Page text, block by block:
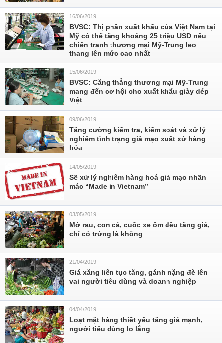
16/06/2019
BVSC: Thị phần xuất khẩu của Việt Nam tại
Mỹ có thể tăng khoảng 25 triệu USD nếu
chiến tranh thương mại Mỹ-Trung leo
thang lên mức cao nhất
15/06/2019
BVSC: Căng thẳng thương mại Mỹ-Trung
mang đến cơ hội cho xuất khẩu giày dép
Việt
09/06/2019
Tăng cường kiểm tra, kiểm soát và xử lý
nghiêm tình trạng giả mạo xuất xứ hàng
hóa
14/05/2019
Sẽ xử lý nghiêm hàng hoá giả mạo nhãn
mác “Made in Vietnam”
03/05/2019
Mớ rau, con cá, cuốc xe ôm đều tăng giá,
chỉ có trứng là không
21/04/2019
Giá xăng liên tục tăng, gánh nặng đè lên
vai người tiêu dùng và doanh nghiệp
04/04/2019
Loạt mặt hàng thiết yếu tăng giá mạnh,
người tiêu dùng lo lắng